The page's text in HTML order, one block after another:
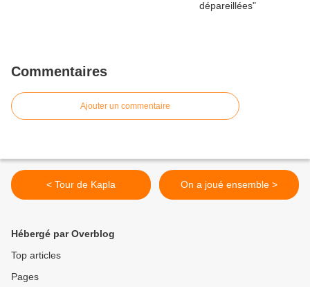
Commentaires
Ajouter un commentaire
< Tour de Kapla On a joué ensemble >
Hébergé par Overblog
Top articles
Pages